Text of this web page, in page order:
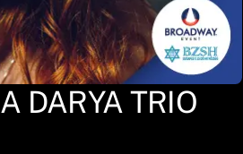
DARYA TRIO